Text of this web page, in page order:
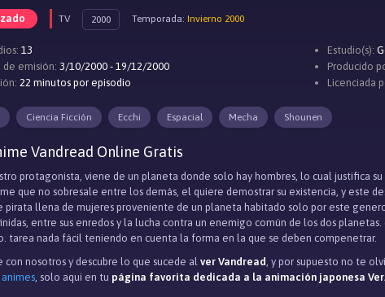
TV 2000 Temporada: Invierno 2000
13
de emisión: 3/10/2000 - 19/12/2000
22 minutos por episodio
Estudio(s):
Producido
Licenciada
Ciencia Ficción Ecchi Espacial Mecha Shounen
Vandread Online Gratis
protagonista, viene de un planeta donde solo hay hombres, lo cual justifica
que no sobresale entre los demás, el quiere demostrar su existencia, y este
pirata llena de mujeres proveniente de un planeta habitado solo por este
entre sus enredos y la lucha contra un enemigo común de los dos
tarea nada fácil teniendo en cuenta la forma en la que se deben compenetrar.
con nosotros y descubre lo que sucede al ver Vandread , y por supuesto no te
, solo aqui en tu página favorita dedicada a la animación japonesa